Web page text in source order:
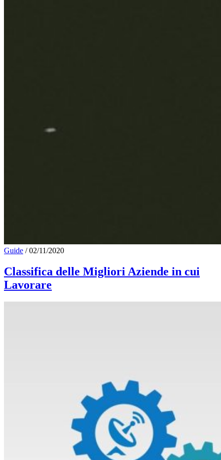
Guide / 02/11/2020
Classifica delle Migliori Aziende in cui
Lavorare